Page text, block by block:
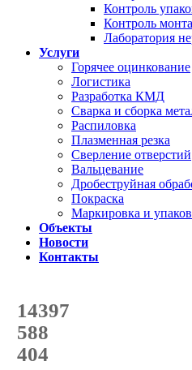
Контроль
Контроль
Лаборатория
Услуги
Горячее оцинкование
Логистика
Разработка КМД
Сварка и сборка
Распиловка
Плазменная резка
Сверление отверстий
Вальцевание
Дробеструйная
Покраска
Маркировка и
Объекты
Новости
Контакты
14397
с начала года
588
с начала месяца
404
с начала недели